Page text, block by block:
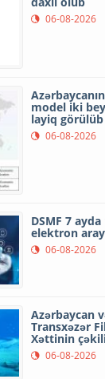
06-08-2026
model iki
layiq görülüb
06-08-2026
DSMF 7
elektron
06-08-2026
Azərbaycan
Transxəzər
Xəttinin
06-08-2026